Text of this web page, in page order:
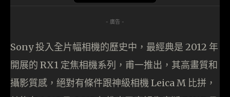
- 廣告 -
Sony 投入全片幅相機的歷史中，最經典是 2012 年
開展的 RX1 定焦相機系列，甫一推出，其高畫質和
攝影質感，絕對有條件跟神級相機 Leica M 比拼，